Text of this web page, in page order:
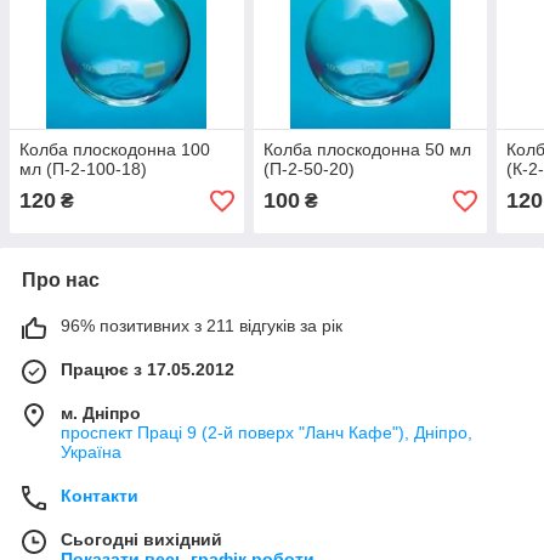
Колба плоскодонна 100
мл (П-2-100-18)
120 ₴
Колба плоскодонна 50 мл
(П-2-50-20)
100₴
(К-
120
Про нас
96% позитивних з 211 відгуків за рік
Працює з 17.05.2012
м. Дніпро
проспект Праці 9 (2-й поверх "Ланч Кафе"), Дніпро,
Україна
Контакти
Сьогодні вихідний